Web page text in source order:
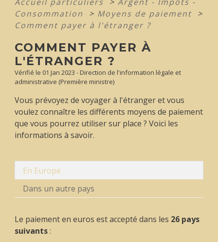
Consommation
> Moyens de paiement >
Comment payer à l'étranger ?
COMMENT PAYER À
L'ÉTRANGER ?
Vérifié le 01 Jan 2023 - Direction de l'information légale et
administrative (Première ministre)
Vous prévoyez de voyager à l'étranger et vous
voulez connaître les différents moyens de paiement
que vous pourrez utiliser sur place ? Voici les
informations à savoir.
En Europe
Dans un autre pays
Le paiement en euros est accepté dans les 26 pays
suivants: